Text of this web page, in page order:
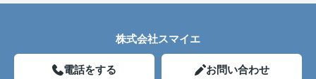
株式会社スマイエ
電話をする お問い合わせ